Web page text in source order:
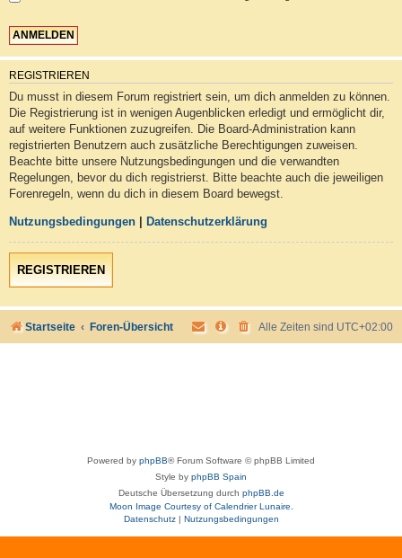
REGISTRIEREN
Du musst in diesem Forum registriert sein, um dich anmelden zu können.
Die Registrierung ist in wenigen Augenblicken erledigt und ermöglicht dir,
auf weitere Funktionen zuzugreifen. Die Board-Administration kann
registrierten Benutzern auch zusätzliche Berechtigungen zuweisen.
Beachte bitte unsere Nutzungsbedingungen und die verwandten
Regelungen, bevor du dich registrierst. Bitte beachte auch die jeweiligen
Forenregeln, wenn du dich in diesem Board bewegst.
Nutzungsbedingungen Datenschutzerklärung
REGISTRIEREN
Startseite Foren-Übersicht Alle Zeiten sind UTC+02:00
Powered by phpBB® Forum Software © phpBB Limited
Style by phpBB Spain
Deutsche Übersetzung durch phpBB.de
Moon Image Courtesy of Calendrier Lunaire.
Datenschutz| Nutzungsbedingungen